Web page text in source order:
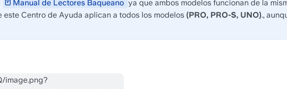
Manual de Lectores Baqueano ya que ambos modelos funcionan de la
Centro de Ayuda aplican a todos los modelos (PRO, PRO-S, UNO).,